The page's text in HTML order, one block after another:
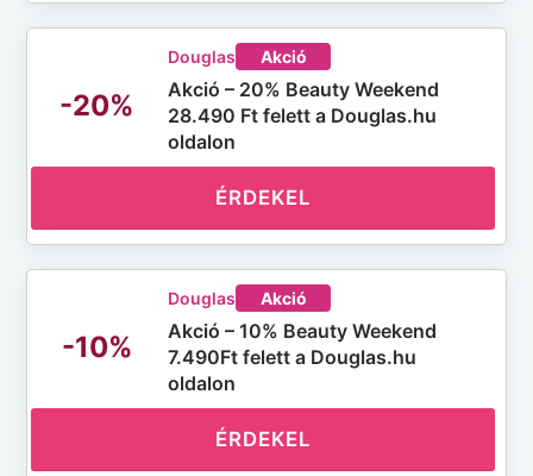
-20%
Douglas Akció
Akció – 20% Beauty Weekend
28.490 Ft felett a Douglas.hu
oldalon
ÉRDEKEL
-10%
Douglas Akció
Akció – 10% Beauty Weekend
7.490Ft felett a Douglas.hu
oldalon
ÉRDEKEL